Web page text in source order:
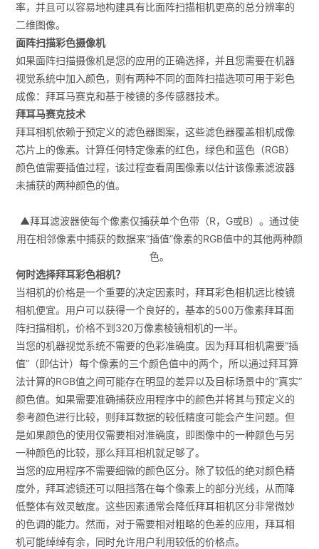
率，并且可以容易地构建具有比面阵扫描相机更高的总分辨率的
二维图像。
面阵扫描彩色摄像机
如果面阵扫描摄像机是您的应用的正确选择，并且您需要在机器
视觉系统中加入颜色，则有两种不同的面阵扫描选项可用于彩色
成像：拜耳马赛克和基于棱镜的多传感器技术。
拜耳马赛克技术
拜耳相机依赖于预定义的滤色器图案，这些滤色器覆盖相机成像
芯片上的像素。计算任何特定像素的红色，绿色和蓝色（RGB）
颜色值需要插值过程，该过程查看周围像素以估计该像素滤波器
未捕获的两种颜色的值。
▲拜耳滤波器使每个像素仅捕获单个色带（R，G或B）。通过使
用在相邻像素中捕获的数据来“插值”像素的RGB值中的其他两种颜
色。
何时选择拜耳彩色相机？
当相机的价格是一个重要的决定因素时，拜耳彩色相机远比棱镜
相机便宜。用户可以获得一个良好的，基本的500万像素拜耳面
阵扫描相机，价格不到320万像素棱镜相机的一半。
当您的机器视觉系统不需要的色彩准确度。因为拜耳相机需要“插
值”（即估计）每个像素的三个颜色值中的两个，所以通过拜耳算
法计算的RGB值之间可能存在明显的差异以及目标场景中的“真实”
颜色值。如果需要准确捕获应用程序中的颜色并将其与预定义的
参考颜色进行比较，则拜耳数据的较低精度可能会产生问题。但
是如果颜色的使用仅需要相对准确度，即图像中的一种颜色与另
一种颜色的比较，那么拜耳相机就足够了。
当您的应用程序不需要细微的颜色区分。除了较低的绝对颜色精
度外，拜耳滤镜还可以阻挡落在每个像素上的部分光线，从而降
低整体有效灵敏度。这些因素通常会降低拜耳相机区分非常微妙
的色调的能力。然而，对于需要相对粗略的色差的应用，拜耳相
机可能绰绰有余，同时允许用户利用较低的价格点。